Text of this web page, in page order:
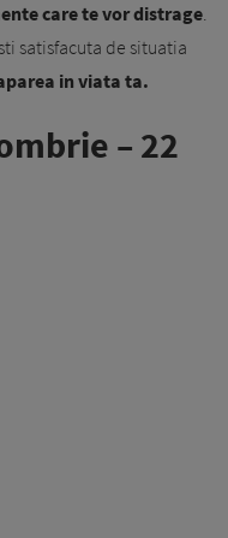
care te vor distrage.
satisfacuta de situatia
in viata ta.
– 22